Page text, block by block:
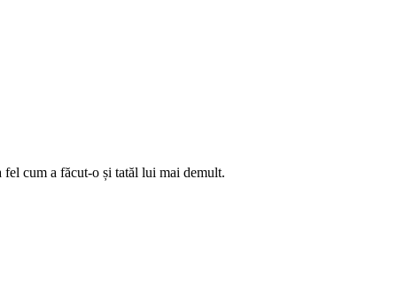
cum a făcut-o și tatăl lui mai demult.